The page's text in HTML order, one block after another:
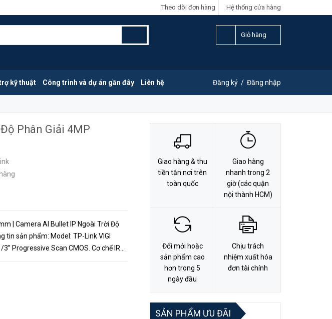
Hệ thống cửa hàng
Theo dõi đơn hàng
Giỏ hàng
kỹ thuật Công trình và dự án gần đây Liên hệ Đăng ký / Đăng nhập
Phân Giải 4MP
| Camera AI Bullet IP Ngoài Trời Độ
Model: TP-Link VIGI
Progressive Scan CMOS. Cơ chế IR
HẾT HÀNG LIÊN HỆ ĐẶT HÀNG
Giao hàng & thu
tiền tận nơi trên
toàn quốc
Giao hàng
nhanh trong 2
giờ (các quận
nội thành HCM)
Đổi mới hoặc
sản phẩm cao
hơn trong 5
ngày đầu
Chịu trách
nhiệm xuất hóa
đơn tài chính
SẢN PHẨM ƯU ĐÃI